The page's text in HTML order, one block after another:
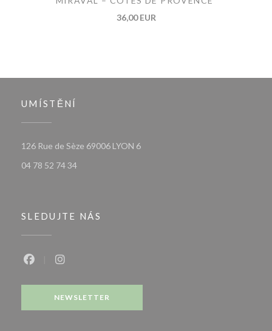
36,00 EUR
UMÍSTĚNÍ
126 Rue de Sèze 69006 LYON 6((otevře se v novém okně))
04 78 52 74 34
SLEDUJTE NÁS
NEWSLETTER